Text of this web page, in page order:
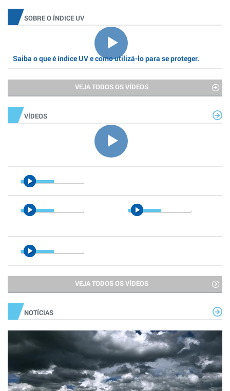
SOBRE O ÍNDICE UV
Saiba o que é índice UV e como utilizá-lo para se proteger.
VEJA TODOS OS VÍDEOS
VÍDEOS
VEJA TODOS OS VÍDEOS
NOTÍCIAS